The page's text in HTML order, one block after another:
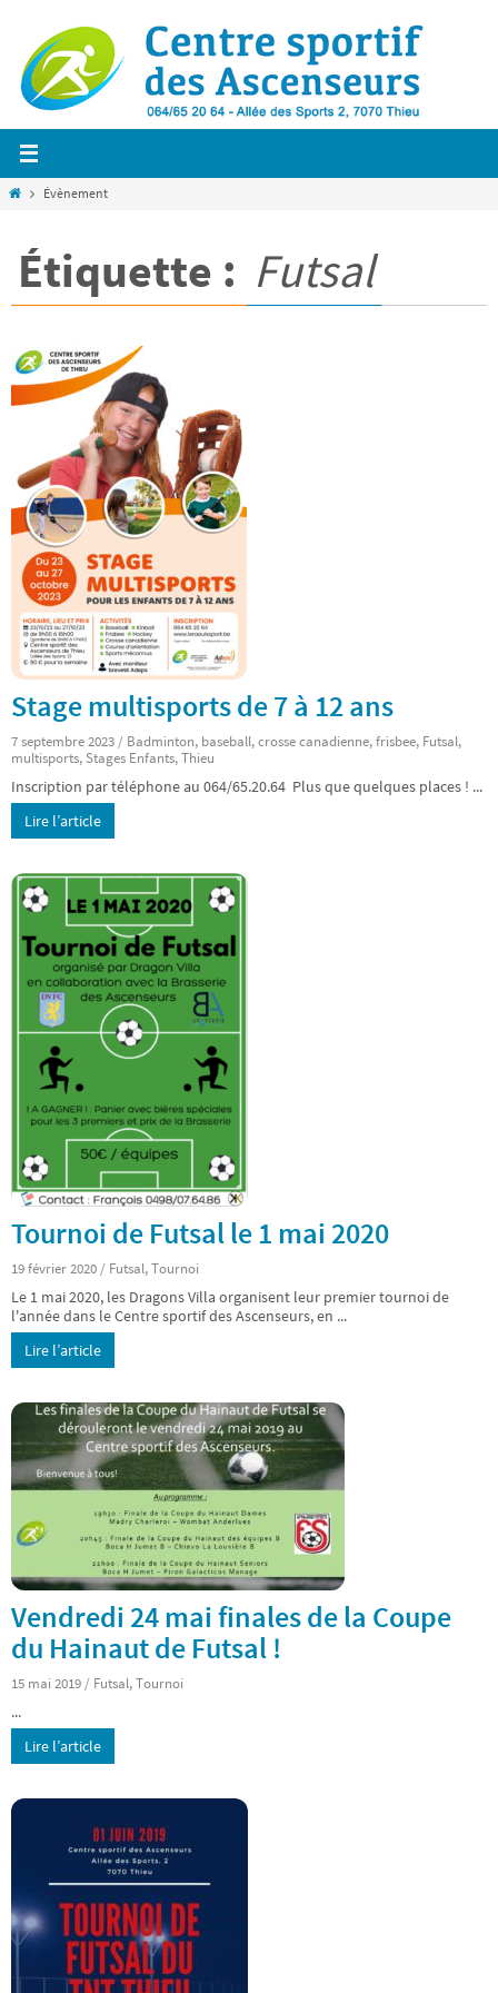
contenu
HomeÉvènement
Étiquette : Futsal
Stage multisports de 7 à 12 ans
7 septembre 2023 / Badminton, baseball,crosse canadienne,frisbee, Futsal,
multisports,Stages Enfants,Thieu
Inscription par téléphone au 064/65.20.64 Plus que quelques places ! ...
Lire l’article
Tournoi de Futsal le 1 mai 2020
19 février 2020 / Futsal,Tournoi
Le 1 mai 2020, les Dragons Villa organisent leur premier tournoi de
l'année dans le Centre sportif des Ascenseurs, en ...
Lire l’article
Vendredi 24 mai finales de la Coupe
du Hainaut de Futsal !
15 mai 2019 / Futsal,Tournoi
...
Lire l’article